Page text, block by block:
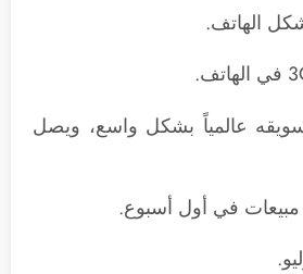
الهاتف.
عالمياً بشكل واسع، ويصل
في أول أسبوع.